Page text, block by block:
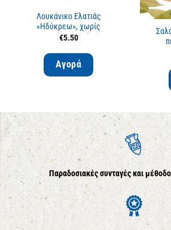
Λουκάνικο Ελατιάς
«Ηδύκρεω», χωρίς
συντηρητικά
€5.50
Αγορά
Παραδοσιακές συνταγές και